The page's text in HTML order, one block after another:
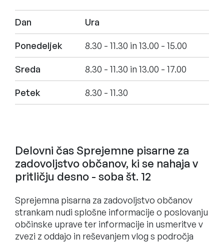
Dan Ura
Ponedeljek 8.30 - 11.30 in 13.00 - 15.00
Sreda 8.30 - 11.30 in 13.00 - 17.00
Petek 8.30 - 11.30
Delovni čas Sprejemne pisarne za
zadovoljstvo občanov, ki se nahaja v
pritličju desno - soba št. 12
Sprejemna pisarna za zadovoljstvo občanov
strankam nudi splošne informacije o poslovanju
občinske uprave ter informacije in usmeritve v
zvezi z oddajo in reševanjem vlog s področja